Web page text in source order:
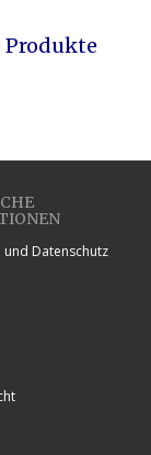
und Datenschutz